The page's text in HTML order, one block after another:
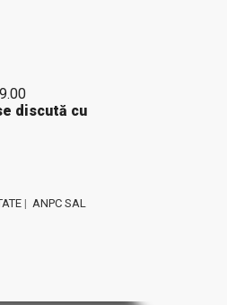
discută cu
| ANPC SAL